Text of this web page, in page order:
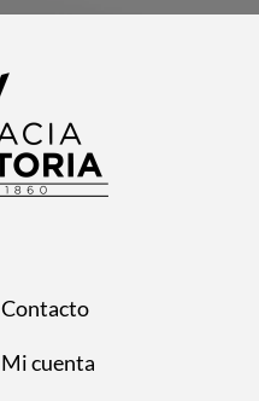
Contacto
Mi cuenta